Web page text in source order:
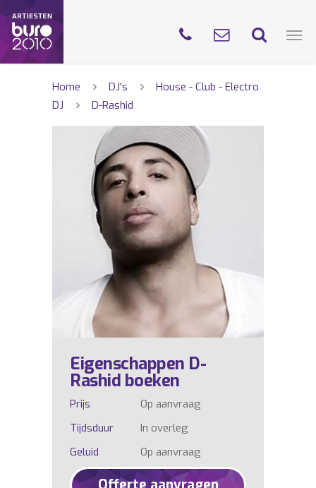
Home DJ's
House - Club - Electro
DJ
D-Rashid
Eigenschappen D-
Rashid boeken
Prijs
Op aanvraag
Tijdsduur
In overleg
Geluid
Op aanvraag